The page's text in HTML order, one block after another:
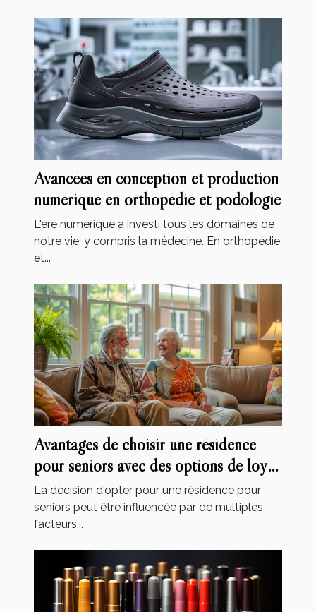
Avancées en conception et production
numérique en orthopédie et podologie
L'ère numérique a investi tous les domaines de
notre vie, y compris la médecine. En orthopédie
et...
Avantages de choisir une résidence
pour seniors avec des options de loyer
modéré et des services inclus
La décision d'opter pour une résidence pour
seniors peut être influencée par de multiples
facteurs...